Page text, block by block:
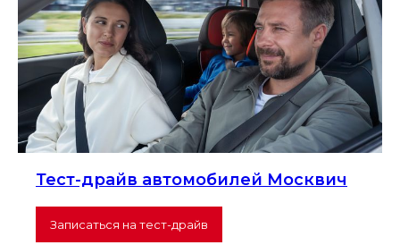
Тест-драйв автомобилей Москвич
Записаться на тест-драйв